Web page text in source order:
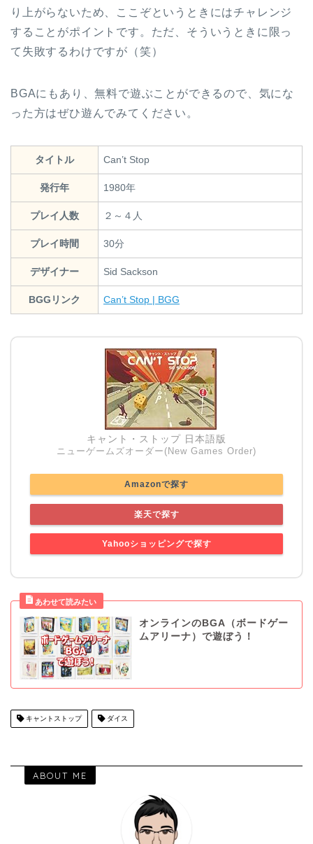
り上がらないため、ここぞというときにはチャレンジ
することがポイントです。ただ、そういうときに限っ
て失敗するわけですが（笑）
BGAにもあり、無料で遊ぶことができるので、気にな
った方はぜひ遊んでみてください。
タイトル Can’t Stop
発行年 1980年
プレイ人数 ２～４人
プレイ時間 30分
デザイナー Sid Sackson
BGGリンク Can’t Stop | BGG
キャント・ストップ 日本語版
ニューゲームズオーダー(New Games Order)
Amazonで探す
楽天で探す
Yahooショッピングで探す
オンラインのBGA（ボードゲー
ムアリーナ）で遊ぼう！
キャントストップ ダイス
ABOUT ME